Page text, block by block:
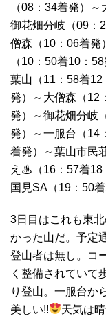
（08：34着発）
御花畑分岐（09：
僧森（10：06着発
（10：50着10：
葉山（11：58着
発）～大僧森（12
発）～御花畑分岐
発）～一服台（14
着発）～葉山市民
え♨（16：57着18
国見SA（19：50
3日目はこれも東
かった山だ。予定
登山者は無し。コ
く整備されていて
り登山。一服台か
美しい!!
天気は